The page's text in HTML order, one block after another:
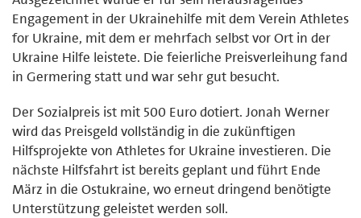
Engagement in der Ukrainehilfe mit dem Verein Athletes
for Ukraine, mit dem er mehrfach selbst vor Ort in der
Ukraine Hilfe leistete. Die feierliche Preisverleihung fand
in Germering statt und war sehr gut besucht.
Der Sozialpreis ist mit 500 Euro dotiert. Jonah Werner
wird das Preisgeld vollständig in die zukünftigen
Hilfsprojekte von Athletes for Ukraine investieren. Die
nächste Hilfsfahrt ist bereits geplant und führt Ende
März in die Ostukraine, wo erneut dringend benötigte
Unterstützung geleistet werden soll.